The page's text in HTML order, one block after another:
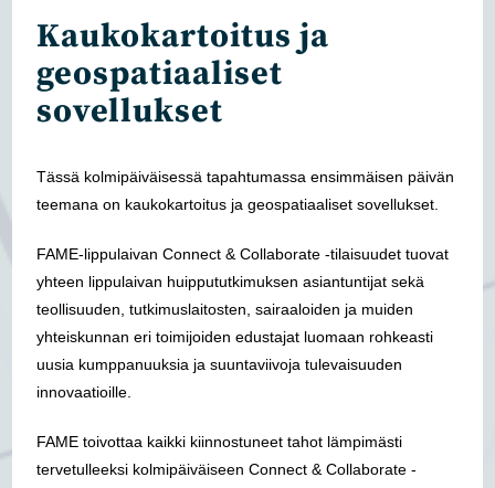
Kaukokartoitus ja
geospatiaaliset
sovellukset
Tässä kolmipäiväisessä tapahtumassa ensimmäisen päivän
teemana on kaukokartoitus ja geospatiaaliset sovellukset.
FAME-lippulaivan Connect & Collaborate -tilaisuudet tuovat
yhteen lippulaivan huippututkimuksen asiantuntijat sekä
teollisuuden, tutkimuslaitosten, sairaaloiden ja muiden
yhteiskunnan eri toimijoiden edustajat luomaan rohkeasti
uusia kumppanuuksia ja suuntaviivoja tulevaisuuden
innovaatioille.
FAME toivottaa kaikki kiinnostuneet tahot lämpimästi
tervetulleeksi kolmipäiväiseen Connect & Collaborate -